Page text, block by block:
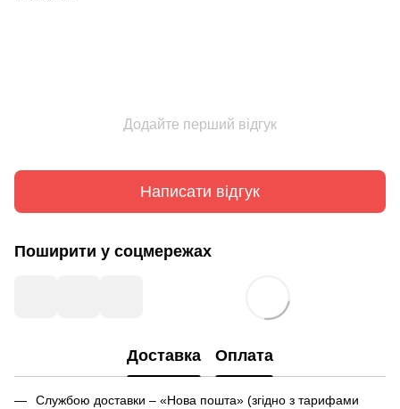
Додайте перший відгук
Написати відгук
Поширити у соцмережах
Доставка Оплата
Службою доставки – «Нова пошта» (згідно з тарифами